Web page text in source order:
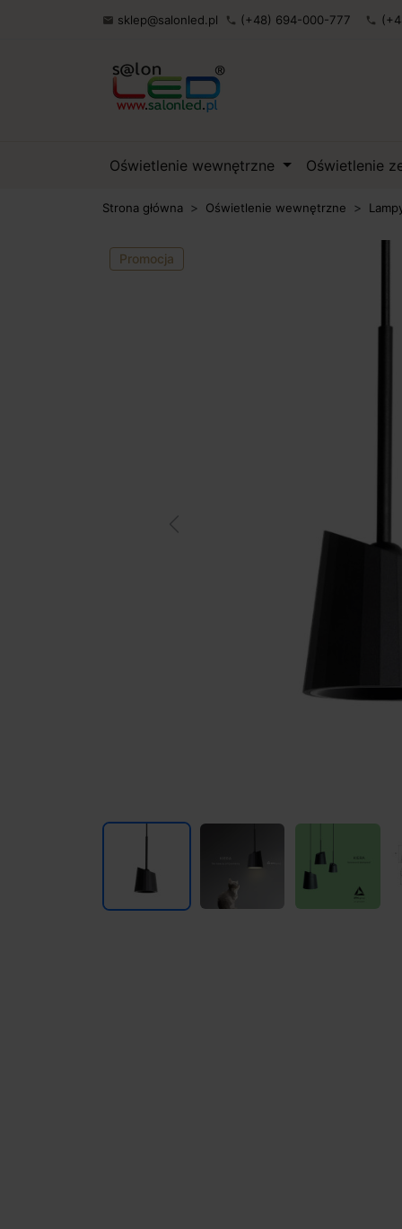
 sklep@salonled.pl phone (+48) 694-000-777 phone
Oświetlenie wewnętrzne Oświetlenie
Strona główna Oświetlenie wewnętrzne
Promocja